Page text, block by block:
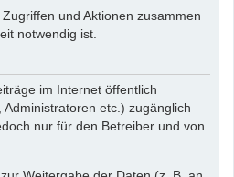
und Aktionen zusammen
notwendig ist.
im Internet öffentlich
etc.) zugänglich
nur für den Betreiber und von